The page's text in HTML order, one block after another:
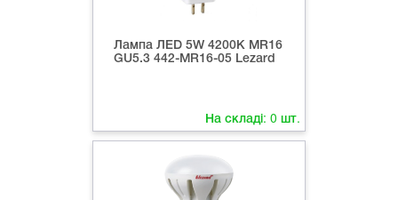
Лампа ЛED 5W 4200К MR16
GU5.3 442-MR16-05 Lezard
На складі: 0 шт.